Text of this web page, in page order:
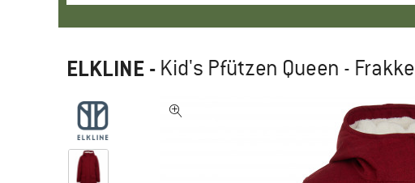
ELKLINE - Kid's Pfützen Queen - Frakke